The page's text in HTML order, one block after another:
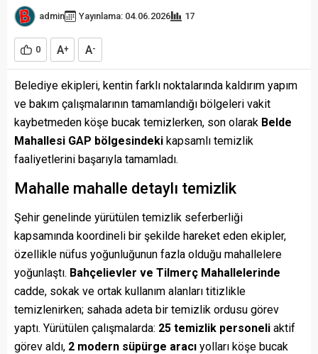
admin Yayınlama: 04.06.2026 17
0 A+ A-
Belediye ekipleri, kentin farklı noktalarında kaldırım yapım
ve bakım çalışmalarının tamamlandığı bölgeleri vakit
kaybetmeden köşe bucak temizlerken, son olarak Belde
Mahallesi GAP bölgesindeki kapsamlı temizlik
faaliyetlerini başarıyla tamamladı.
Mahalle mahalle detaylı temizlik
Şehir genelinde yürütülen temizlik seferberliği
kapsamında koordineli bir şekilde hareket eden ekipler,
özellikle nüfus yoğunluğunun fazla olduğu mahallelere
yoğunlaştı. Bahçelievler ve Tilmerç Mahallelerinde
cadde, sokak ve ortak kullanım alanları titizlikle
temizlenirken; sahada adeta bir temizlik ordusu görev
yaptı. Yürütülen çalışmalarda: 25 temizlik personeli aktif
görev aldı, 2 modern süpürge aracı yolları köşe bucak